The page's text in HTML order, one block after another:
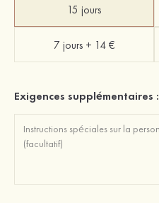
15 jours
7 jours + 14 €
Exigences supplémentaires :